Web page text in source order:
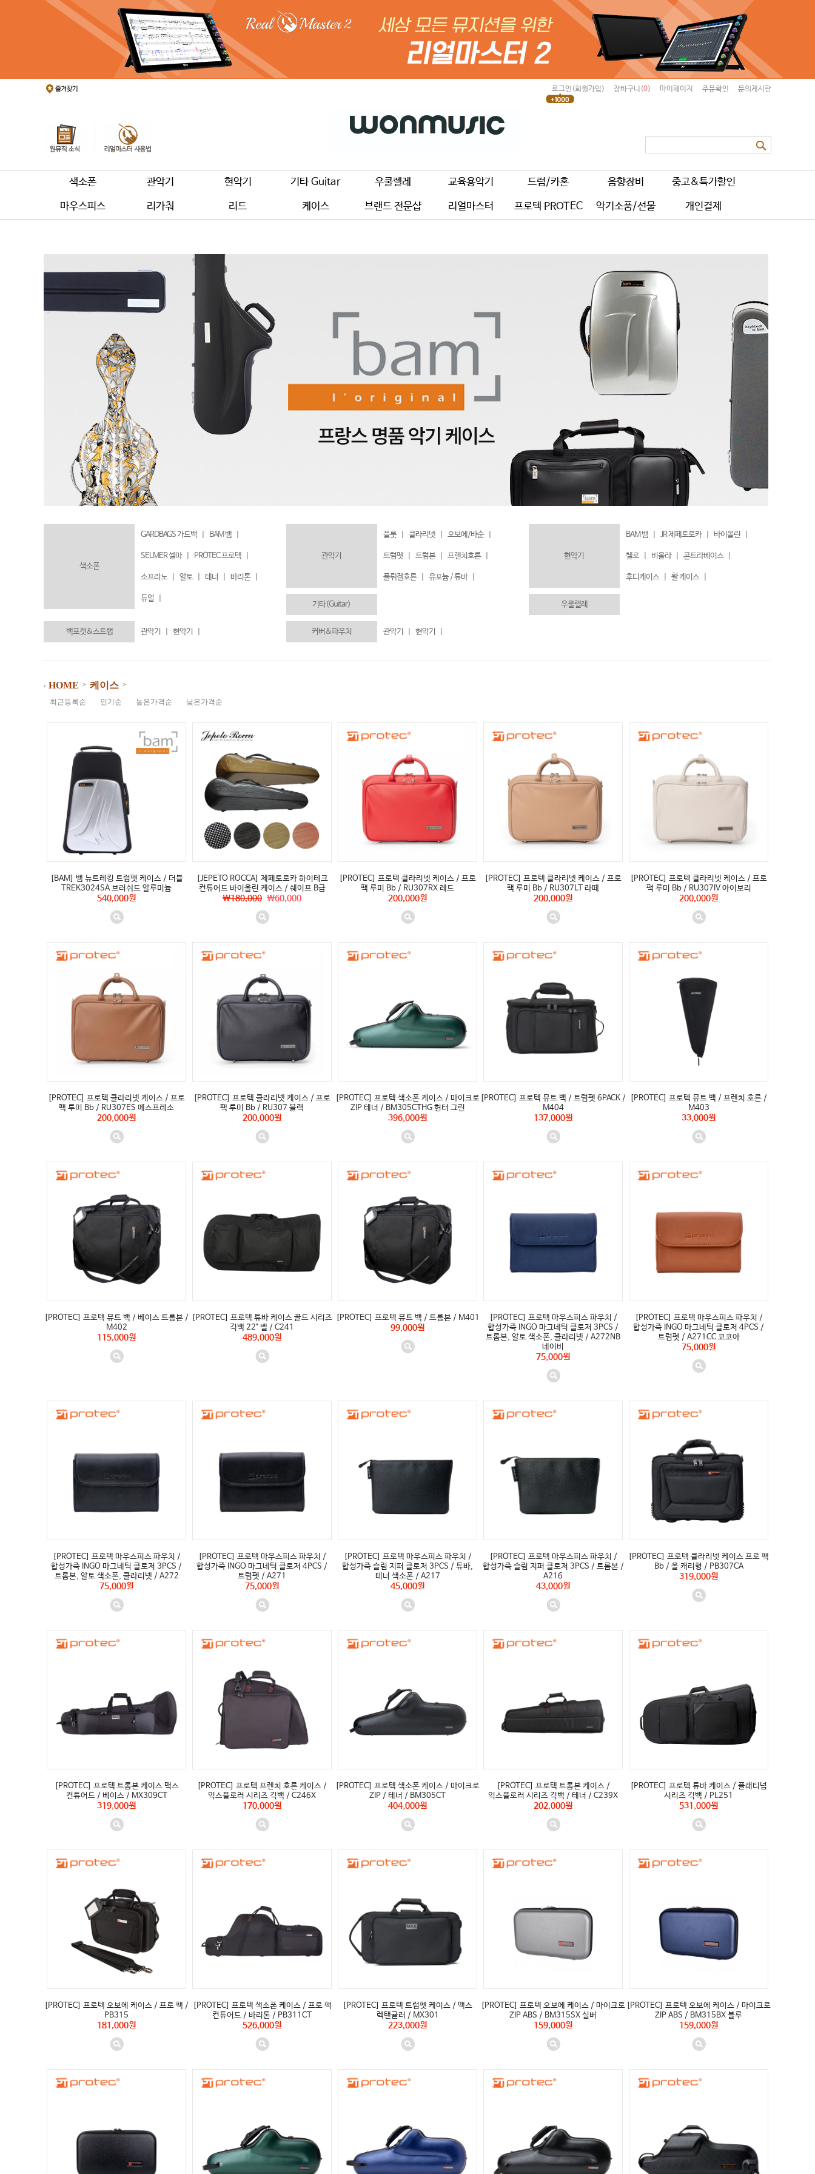
로그인(회원가입) 장바구니(0) 마이페이지 주문확인 문의게시판
색소폰 관악기 현악기 기타 Guitar 우쿨렐레 교육용악기 드럼/카혼 음향장비 중고&특가할인
마우스피스 리가춰 리드 케이스 브랜드 전문샵 리얼마스터 프로텍 PROTEC 악기소품/선물 개인결제
색소폰
GARDBAGS 가드백 BAM 뱀
SELMER 셀마 PROTEC 프로텍
소프라노 알토 테너 바리톤
듀얼
관악기
플룻 클라리넷 오보에/바순
트럼펫 트럼본 프렌치호른
플뤼겔호른 유포늄 / 튜바
현악기
BAM 뱀 JR 제페토로카 바이올린
첼로 비올라 콘트라베이스
후디케이스 활 케이스
기타(Guitar) 우쿨렐레
백포켓&스트랩 관악기 현악기 커버&파우치 관악기 현악기
⋅ HOME > 케이스 >
최근등록순 인기순 높은가격순 낮은가격순
[BAM] 뱀 뉴트레킹 트럼펫 케이스 / 더블
TREK3024SA 브러쉬드 알루미늄
540,000원
[JEPETO ROCCA] 제페토로카 하이테크
컨튜어드 바이올린 케이스 / 쉐이프 B급
\180,000 \60,000
[PROTEC] 프로텍 클라리넷 케이스 / 프로
팩 루미 Bb / RU307RX 레드
200,000원
[PROTEC] 프로텍 클라리넷 케이스 / 프로
팩 루미 Bb / RU307LT 라떼
200,000원
[PROTEC] 프로텍 클라리넷 케이스 / 프로
팩 루미 Bb / RU307IV 아이보리
200,000원
[PROTEC] 프로텍 클라리넷 케이스 / 프로
팩 루미 Bb / RU307ES 에스프레소
200,000원
[PROTEC] 프로텍 클라리넷 케이스 / 프로
팩 루미 Bb / RU307 블랙
200,000원
[PROTEC] 프로텍 색소폰 케이스 / 마이크로
ZIP 테너 / BM305CTHG 헌터 그린
396,000원
[PROTEC] 프로텍 뮤트 백 / 트럼펫 6PACK /
M404
137,000원
[PROTEC] 프로텍 뮤트 백 / 프렌치 호른 /
M403
33,000원
[PROTEC] 프로텍 뮤트 백 / 베이스 트롬본 /
M402
115,000원
[PROTEC] 프로텍 튜바 케이스 골드 시리즈
긱백 22" 벨 / C241
489,000원
[PROTEC] 프로텍 뮤트 백 / 트롬본 / M401
99,000원
[PROTEC] 프로텍 마우스피스 파우치 /
합성가죽 INGO 마그네틱 클로저 3PCS /
트롬본, 알토 색소폰, 클라리넷 / A272NB
네이비
75,000원
[PROTEC] 프로텍 마우스피스 파우치 /
합성가죽 INGO 마그네틱 클로저 4PCS /
트럼펫 / A271CC 코코아
75,000원
[PROTEC] 프로텍 마우스피스 파우치 /
합성가죽 INGO 마그네틱 클로저 3PCS /
트롬본, 알토 색소폰, 클라리넷 / A272
75,000원
[PROTEC] 프로텍 마우스피스 파우치 /
합성가죽 INGO 마그네틱 클로저 4PCS /
트럼펫 / A271
75,000원
[PROTEC] 프로텍 마우스피스 파우치 /
합성가죽 슬림 지퍼 클로저 3PCS / 튜바,
테너 색소폰 / A217
45,000원
[PROTEC] 프로텍 마우스피스 파우치 /
합성가죽 슬림 지퍼 클로저 3PCS / 트롬본 /
A216
43,000원
[PROTEC] 프로텍 클라리넷 케이스 프로 팩
Bb / 올 캐리형 / PB307CA
319,000원
[PROTEC] 프로텍 트롬본 케이스 맥스
컨튜어드 / 베이스 / MX309CT
319,000원
[PROTEC] 프로텍 프렌치 호른 케이스 /
익스플로러 시리즈 긱백 / C246X
170,000원
[PROTEC] 프로텍 색소폰 케이스 / 마이크로
ZIP / 테너 / BM305CT
404,000원
[PROTEC] 프로텍 트롬본 케이스 /
익스플로러 시리즈 긱백 / 테너 / C239X
202,000원
[PROTEC] 프로텍 튜바 케이스 / 플래티넘
시리즈 긱백 / PL251
531,000원
[PROTEC] 프로텍 오보에 케이스 / 프로 팩 /
PB315
181,000원
[PROTEC] 프로텍 색소폰 케이스 / 프로 팩
컨튜어드 / 바리톤 / PB311CT
526,000원
[PROTEC] 프로텍 트럼펫 케이스 / 맥스
렉탠귤러 / MX301
223,000원
[PROTEC] 프로텍 오보에 케이스 / 마이크로
ZIP ABS / BM315SX 실버
159,000원
[PROTEC] 프로텍 오보에 케이스 / 마이크로
ZIP ABS / BM315BX 블루
159,000원